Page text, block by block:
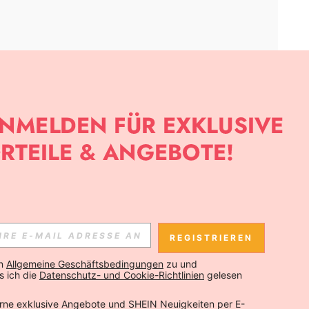
APP
ANMELDEST, KANNST DU DIE NEUESTEN TRENDS VOR
DICH JEDERZEIT ABMELDEN).
Abonnieren
Abonnieren
REGISTRIEREN
Allgemeine Geschäftsbedingungen zu und
ich die Datenschutz- und Cookie-Richtlinien gelesen
exklusive Angebote und SHEIN Neuigkeiten per E-